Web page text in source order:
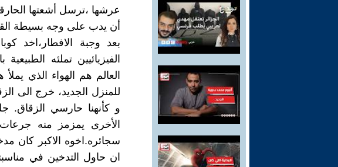
عرشها ،ترسل أشعتها
أن يدب على وجه بسيطة
بعد وجبة الافطار،اخد
الفيزيائيين تملئه
العالم هم الهواء الذي
للمنزل الجديد، خرج الى
و كأنهنا حارسي الزقاق.
الأخرى يمزمز منه
سجائره.اخوه الاكبر كان
ان حاول التدخين في